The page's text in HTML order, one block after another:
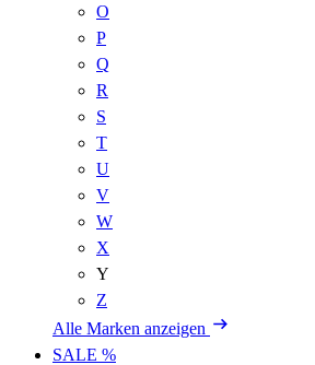
O
P
Q
R
S
T
U
V
W
X
Y
Z
Alle Marken anzeigen
SALE %